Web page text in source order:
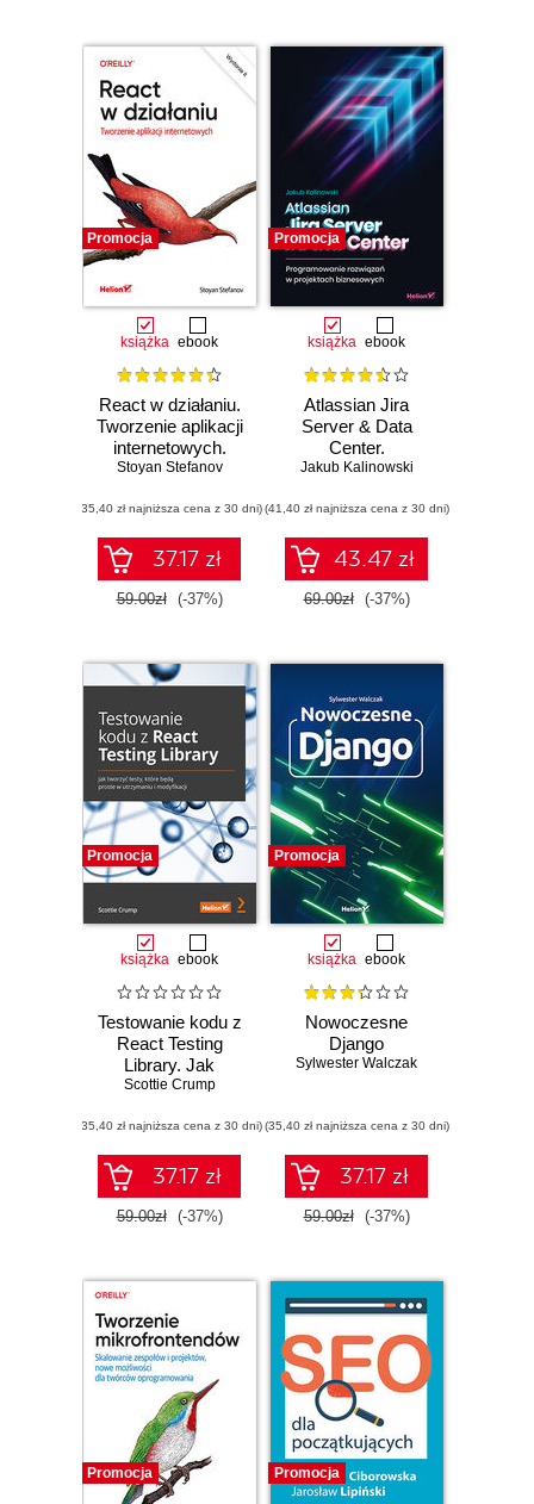
Promocja
książka ebook
React w działaniu.
Tworzenie aplikacji
internetowych.
Wydanie II
Stoyan Stefanov
(35,40 zł najniższa cena z 30 dni)
37.17 zł
59.00zł (-37%)
Promocja
książka ebook
Atlassian Jira
Server & Data
Center.
Programowanie
projektach
biznesowych
Jakub Kalinowski
(41,40 zł najniższa cena z 30 dni)
43.47 zł
69.00zł (-37%)
Promocja
książka ebook
Testowanie kodu z
React Testing
Library. Jak
tworzyć testy,
w utrzymaniu i
modyfikacji
Scottie Crump
(35,40 zł najniższa cena z 30 dni)
37.17 zł
59.00zł (-37%)
Promocja
książka ebook
Nowoczesne
Django
Sylwester Walczak
(35,40 zł najniższa cena z 30 dni)
37.17 zł
59.00zł (-37%)
Promocja Promocja